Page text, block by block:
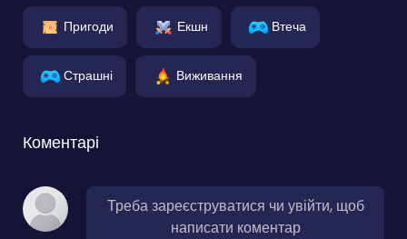
Пригоди Екшн Втеча
Страшні Виживання
Коментарі
Треба зареєструватися чи увійти, щоб
написати коментар